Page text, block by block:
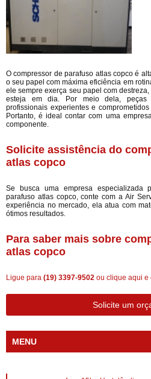
O compressor de parafuso atlas copco é
o seu papel com máxima eficiência em
ele sempre exerça seu papel com
esteja em dia. Por meio dela, peças
profissionais experientes e
Portanto, é ideal contar com uma
componente.
Solicite assistência do
atlas copco
Se busca uma empresa especializada
parafuso atlas copco, conte com a Air
experiência no mercado, ela atua com
ótimos resultados.
Para saber mais sobre
atlas copco
Ligue para (19) 3397-9502 ou clique aqui e
Solicite um
MENU